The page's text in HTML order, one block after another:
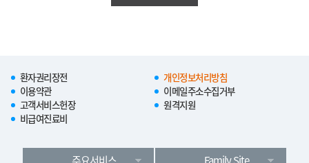
환자권리장전
개인정보처리방침
이용약관
이메일주소수집거부
고객서비스헌장
원격지원
비급여진료비